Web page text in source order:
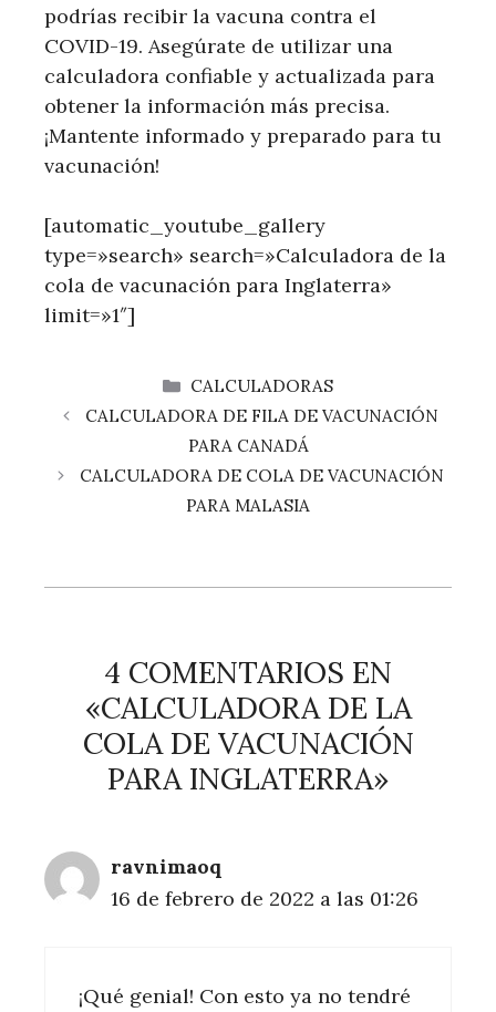
podrías recibir la vacuna contra el
COVID-19. Asegúrate de utilizar una
calculadora confiable y actualizada para
obtener la información más precisa.
¡Mantente informado y preparado para tu
vacunación!
[automatic_youtube_gallery
type=»search» search=»Calculadora de la
cola de vacunación para Inglaterra»
limit=»1″]
CATEGORÍAS
CALCULADORAS
CALCULADORA DE FILA DE VACUNACIÓN
PARA CANADÁ
CALCULADORA DE COLA DE VACUNACIÓN
PARA MALASIA
4 COMENTARIOS EN
«CALCULADORA DE LA
COLA DE VACUNACIÓN
PARA INGLATERRA»
ravnimaoq
16 de febrero de 2022 a las 01:26
¡Qué genial! Con esto ya no tendré